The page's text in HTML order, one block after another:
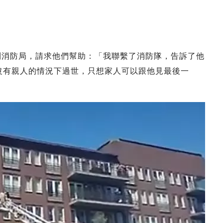
防局，請求他們幫助：「我聯繫了消防隊，告訴了他
親人的情況下過世，只想家人可以跟他見最後一